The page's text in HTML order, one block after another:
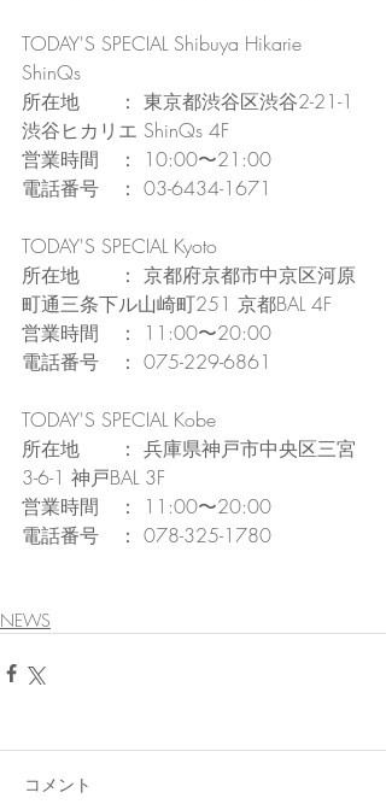
TODAY'S SPECIAL Shibuya Hikarie
ShinQs
所在地　　： 東京都渋谷区渋谷2-21-1
渋谷ヒカリエ ShinQs 4F
営業時間　： 10:00〜21:00
電話番号　： 03-6434-1671
TODAY'S SPECIAL Kyoto
所在地　　： 京都府京都市中京区河原
町通三条下ル山崎町251 京都BAL 4F
営業時間　： 11:00〜20:00
電話番号　： 075-229-6861
TODAY'S SPECIAL Kobe
所在地　　： 兵庫県神戸市中央区三宮
3-6-1 神戸BAL 3F
営業時間　： 11:00〜20:00
電話番号　： 078-325-1780
NEWS
コメント